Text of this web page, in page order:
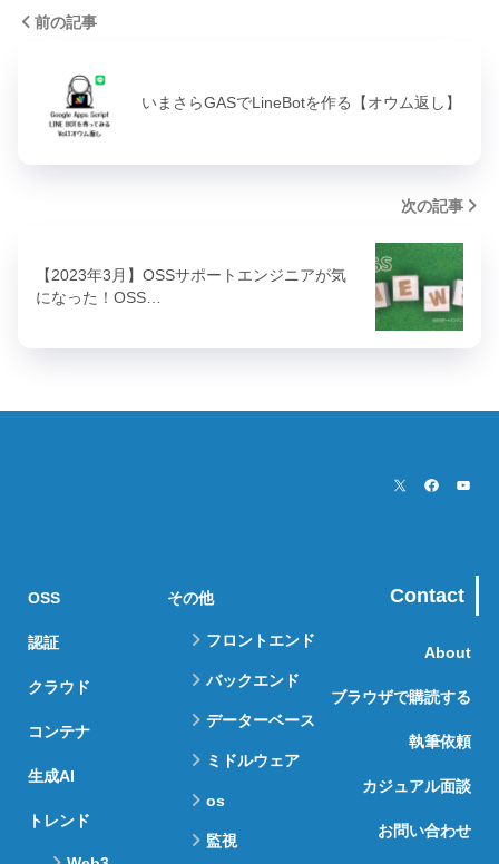
前の記事
いまさらGASでLineBotを作る【オウム返し】
次の記事
【2023年3月】OSSサポートエンジニアが気
になった！OSS…
OSS
認証
クラウド
コンテナ
生成AI
トレンド
その他
フロントエンド
バックエンド
データーベース
ミドルウェア
os
監視
Contact
About
ブラウザで購読する
執筆依頼
カジュアル面談
お問い合わせ